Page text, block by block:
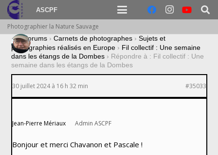
ASCPF
Photographier la Nature Sauvage
› Forums › Carnets de photographes › Sujets et
photographies réalisés en Europe › Fil collectif : Une semaine
dans les étangs de la Dombes › Répondre à : Fil collectif : Une
semaine dans les étangs de la Dombes
30 juillet 2024 à 16 h 32 min #35033
Jean-Pierre Mériaux Admin ASCPF
Bonjour et merci Chavanon et Pascale !